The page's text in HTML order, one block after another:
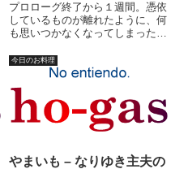
プロローグ終了から１週間。憑依
しているものが離れたように、何
も思いつかなくなってしまった。
うことにしておこう・・・）今日
は妻と子供達はプールだ。時間が
あるといえば、ある。考えをまと
めることが不可能でもない、か
も...
今日のお料理
やまいも – なりゆき主夫の